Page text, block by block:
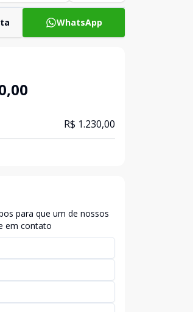
WhatsApp
R$ 1.230,00
para que um de nossos
em contato